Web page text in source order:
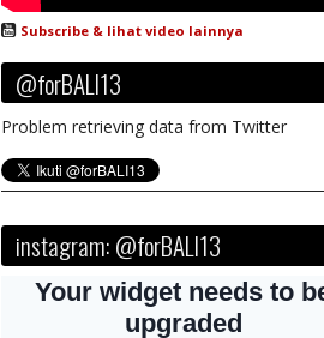
Subscribe & lihat video lainnya
@forBALI13
Problem retrieving data from Twitter
instagram: @forBALI13